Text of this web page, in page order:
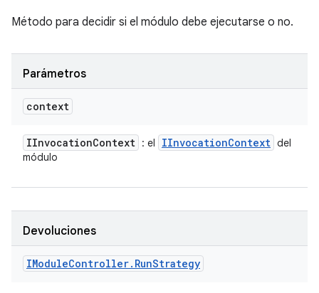
Método para decidir si el módulo debe ejecutarse o no.
Parámetros
context
IInvocationContext : el IInvocationContext del
módulo
Devoluciones
IModuleController. RunStrategy